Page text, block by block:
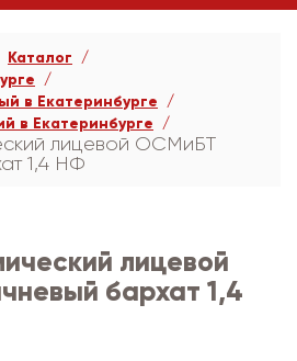
Каталог
в Екатеринбурге
в Екатеринбурге
лицевой ОСМиБТ
1,4 НФ
лицевой
бархат 1,4